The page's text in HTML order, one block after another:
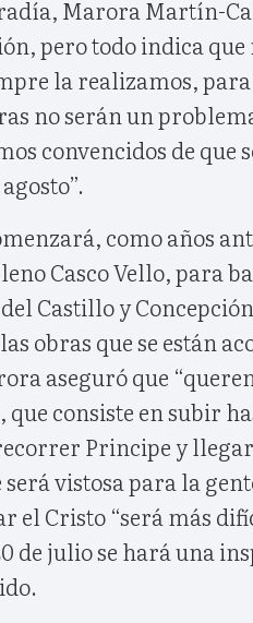
Marora Martín-
pero todo indica
la realizamos,
no serán un
convencidos de que
como años
Casco Vello, para
Castillo y
obras que se están
aseguró que
consiste en subir
Principe y llegar
vistosa para la
el Cristo “será más
de julio se hará una